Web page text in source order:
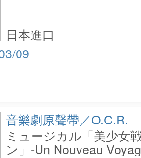
09
日本進口
音樂劇原聲帶／O.C.R.
ミュージカル「美少女
ン」-Un Nouveau